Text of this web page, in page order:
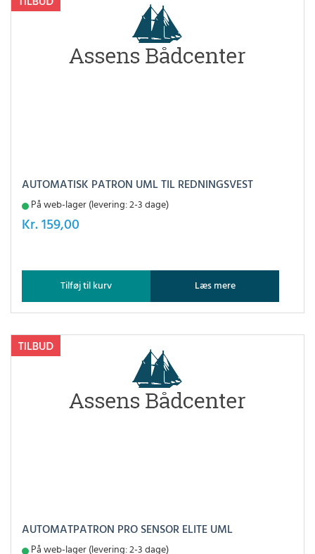
AUTOMATISK PATRON UML TIL REDNINGSVEST
På web-lager (levering: 2-3 dage)
Kr.159,00
Tilføj til kurv Læs mere
AUTOMATPATRON PRO SENSOR ELITE UML
På web-lager (levering: 2-3 dage)